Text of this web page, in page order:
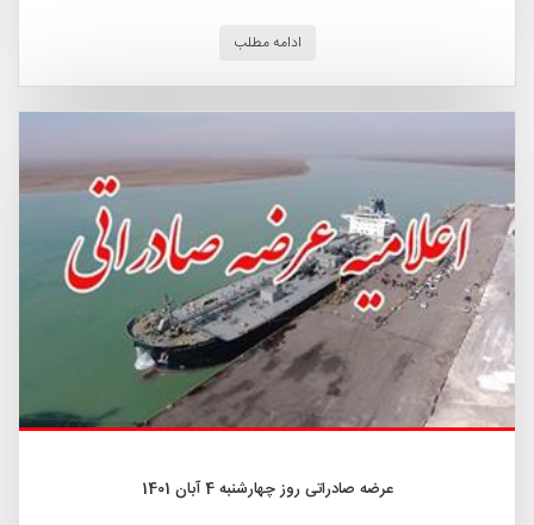
ادامه مطلب
عرضه صادراتی روز چهارشنبه 4 آبان 1401